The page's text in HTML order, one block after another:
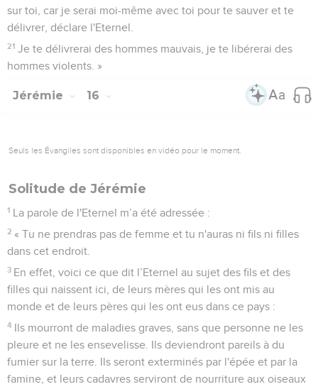
sur toi, car je serai moi-même avec toi pour te sauver et te
délivrer, déclare l'Eternel.
21 Je te délivrerai des hommes mauvais, je te libérerai des
hommes violents. »
Jérémie 16
Seuls les Évangiles sont disponibles en vidéo pour le moment.
Solitude de Jérémie
1 La parole de l'Eternel m’a été adressée :
2 « Tu ne prendras pas de femme et tu n'auras ni fils ni filles
dans cet endroit.
3 En effet, voici ce que dit l’Eternel au sujet des fils et des
filles qui naissent ici, de leurs mères qui les ont mis au
monde et de leurs pères qui les ont eus dans ce pays :
4 Ils mourront de maladies graves, sans que personne ne les
pleure et ne les ensevelisse. Ils deviendront pareils à du
fumier sur la terre. Ils seront exterminés par l'épée et par la
famine, et leurs cadavres serviront de nourriture aux oiseaux